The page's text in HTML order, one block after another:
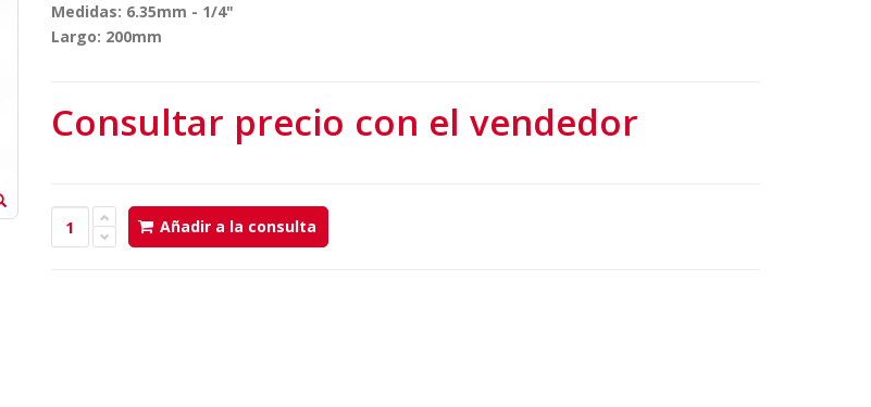
Medidas: 6.35mm - 1/4"
Largo: 200mm
Consultar precio con el vendedor
Añadir a la consulta